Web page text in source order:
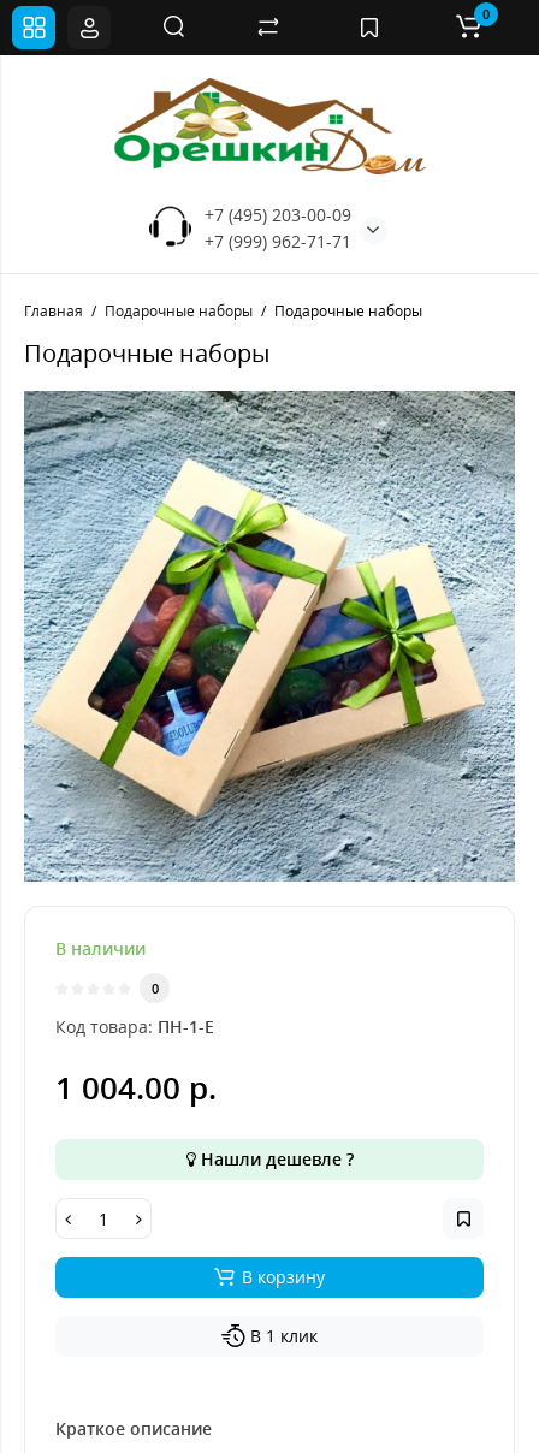
+7 (495) 203-00-09
+7 (999) 962-71-71
0
Главная Подарочные наборы Подарочные наборы
Подарочные наборы
В наличии
0
Код товара: ПН-1-Е
1 004.00 р.
Нашли дешевле ?
В корзину
В 1 клик
Краткое описание